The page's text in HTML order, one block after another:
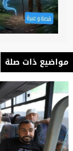
مواضيع ذات صلة